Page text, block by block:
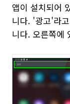
앱이 설치되어
니다. '광고'라
니다. 오른쪽에